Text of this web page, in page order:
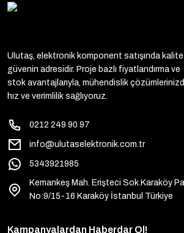
Ulutaş, elektronik komponent satışında kalite
güvenin adresidir. Proje bazlı fiyatlandırma ve
stok avantajlarıyla, mühendislik
hız ve verimlilik sağlıyoruz.
0212 249 90 97
info@ulutaselektronik.com.tr
5343921985
Kemankeş Mah. Erişteci Sok.Karaköy
No:9/15-16 Karaköy İstanbul Türkiye
Kampanyalardan Haberdar Ol!